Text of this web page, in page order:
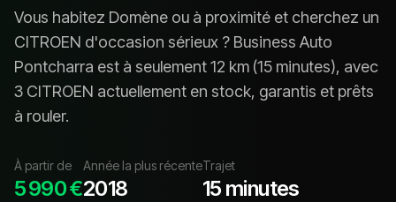
Vous habitez Domène ou à proximité et cherchez un
CITROEN d'occasion sérieux ? Business Auto
Pontcharra est à seulement12 km (15 minutes), avec
3 CITROEN actuellement en stock, garantis et prêts
à rouler.
À partir de
5 990 €
Année la plus récente
2018
Trajet
15 minutes